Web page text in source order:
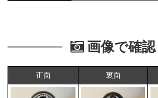
画像で確認
正面 裏面